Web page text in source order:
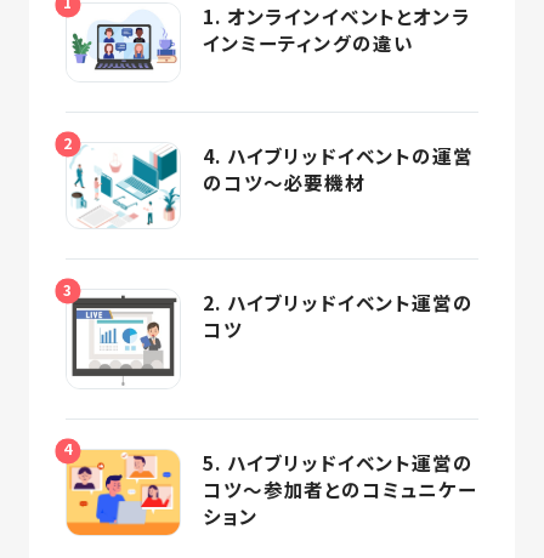
1. オンラインイベントとオンラ
インミーティングの違い
4. ハイブリッドイベントの運営
のコツ～必要機材
2. ハイブリッドイベント運営の
コツ
5. ハイブリッドイベント運営の
コツ～参加者とのコミュニケー
ション